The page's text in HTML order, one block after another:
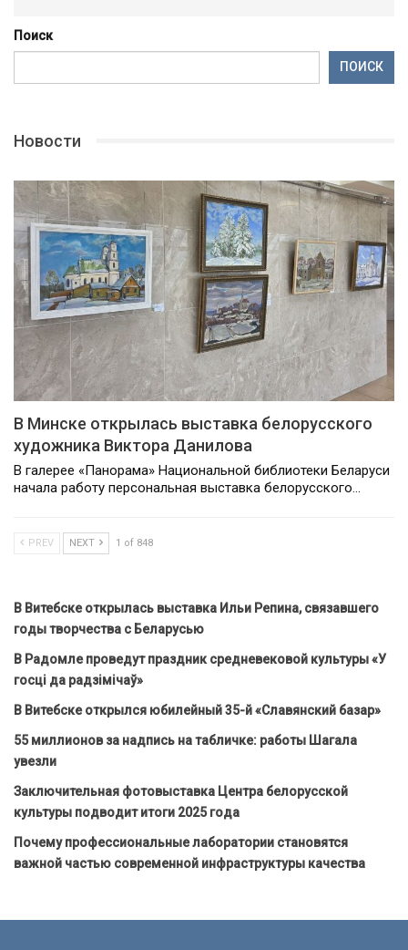
Поиск
ПОИСК
Новости
В Минске открылась выставка белорусского
художника Виктора Данилова
В галерее «Панорама» Национальной библиотеки Беларуси
начала работу персональная выставка белорусского…
PREV NEXT 1 of 848
В Витебске открылась выставка Ильи Репина, связавшего
годы творчества с Беларусью
В Радомле проведут праздник средневековой культуры «У
госці да радзімічаў»
В Витебске открылся юбилейный 35-й «Славянский базар»
55 миллионов за надпись на табличке: работы Шагала
увезли
Заключительная фотовыставка Центра белорусской
культуры подводит итоги 2025 года
Почему профессиональные лаборатории становятся
важной частью современной инфраструктуры качества